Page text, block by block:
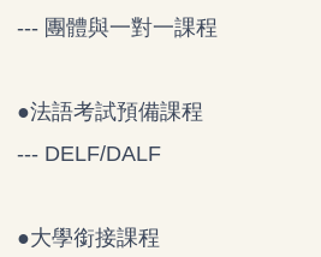
--- 團體與一對一課程
●法語考試預備課程
--- DELF/DALF
●大學銜接課程